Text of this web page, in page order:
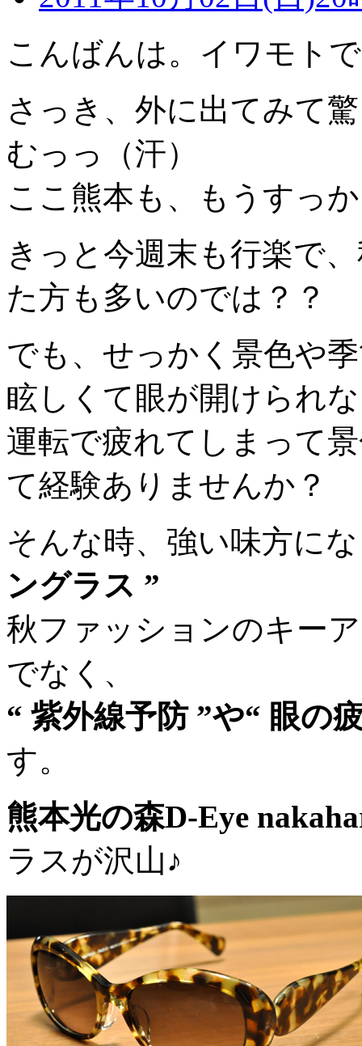
こんばんは。イワモト
さっき、外に出てみて
むっっ（汗）
ここ熊本も、もうすっ
きっと今週末も行楽で
た方も多いのでは？？
でも、せっかく景色や
眩しくて眼が開けられ
運転で疲れてしまって
て経験ありませんか？
そんな時、強い味方に
ングラス ”
秋ファッションのキー
でなく、
“ 紫外線予防 ”や“ 眼の
す。
熊本光の森D-Eye
ラスが沢山♪